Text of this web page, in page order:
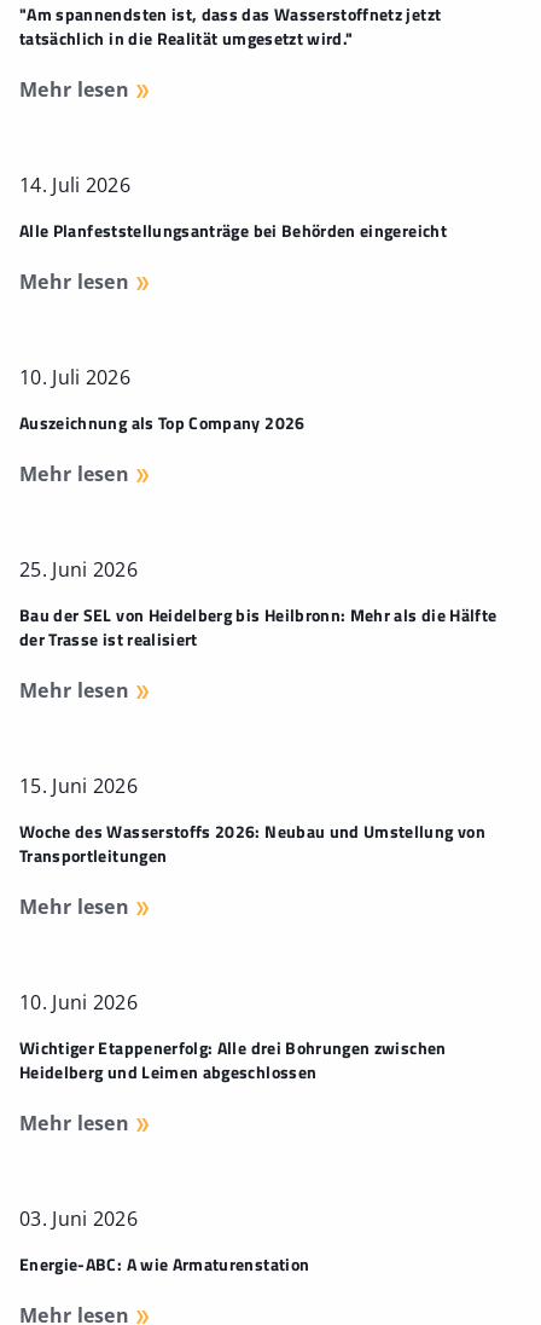
"Am spannendsten ist, dass das Wasserstoffnetz jetzt
tatsächlich in die Realität umgesetzt wird."
Mehr lesen
14. Juli 2026
Alle Planfeststellungsanträge bei Behörden eingereicht
Mehr lesen
10. Juli 2026
Auszeichnung als Top Company 2026
Mehr lesen
25. Juni 2026
Bau der SEL von Heidelberg bis Heilbronn: Mehr als die Hälfte
der Trasse ist realisiert
Mehr lesen
15. Juni 2026
Woche des Wasserstoffs 2026: Neubau und Umstellung von
Transportleitungen
Mehr lesen
10. Juni 2026
Wichtiger Etappenerfolg: Alle drei Bohrungen zwischen
Heidelberg und Leimen abgeschlossen
Mehr lesen
03. Juni 2026
Energie-ABC: A wie Armaturenstation
Mehr lesen